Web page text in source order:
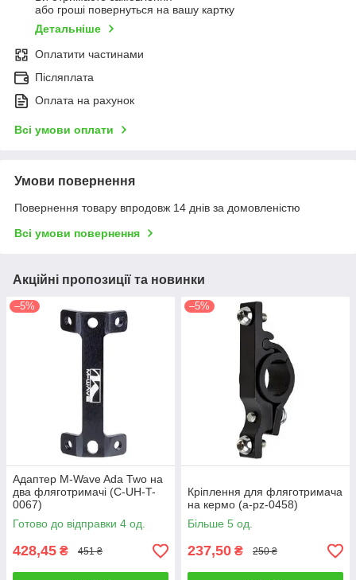
або гроші повернуться на вашу картку
Детальніше
Оплатити частинами
Післяплата
Оплата на рахунок
Всі умови оплати
Умови повернення
Повернення товару впродовж 14 днів за домовленістю
Всі умови повернення
Акційні пропозиції та новинки
–5%
Адаптер M-Wave Ada Two на
два фляготримачі (C-UH-T-
0067)
Готово до відправки 4 од.
428,45 ₴ 451 ₴
–5%
Кріплення для фляготримача
на кермо (a-pz-0458)
Більше 5 од.
237,50 ₴ 250 ₴